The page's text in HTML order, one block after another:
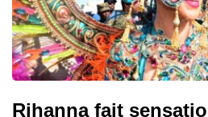
Rihanna fait